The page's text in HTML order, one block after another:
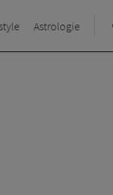
Astrologie